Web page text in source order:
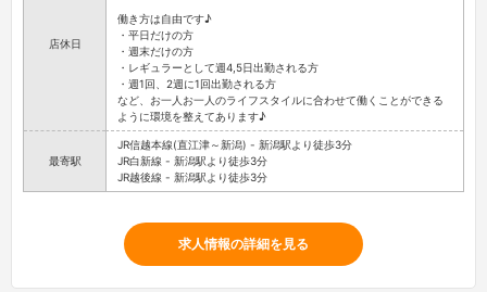
店休日
働き方は自由です♪
・平日だけの方
・週末だけの方
・レギュラーとして週4,5日出勤される方
・週1回、2週に1回出勤される方
など、お一人お一人のライフスタイルに合わせて働くことができる
ように環境を整えてあります♪
最寄駅
JR信越本線(直江津～新潟) - 新潟駅より徒歩3分
JR白新線 - 新潟駅より徒歩3分
JR越後線 - 新潟駅より徒歩3分
求人情報の詳細を見る